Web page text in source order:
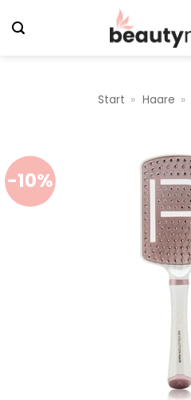
Inhalt
Start » Haare »
-10%